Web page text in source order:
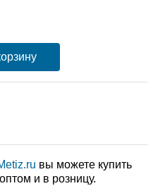
вы можете купить
и в розницу.